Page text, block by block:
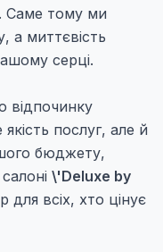
Саме тому ми
а миттєвість
серці.
відпочинку
послуг, але й
бюджету,
\'Deluxe by
для всіх, хто цінує